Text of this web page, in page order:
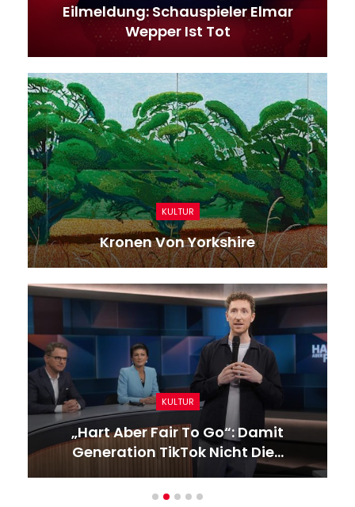
Eilmeldung: Schauspieler Elmar
Wepper Ist Tot
KULTUR
Kronen Von Yorkshire
KULTUR
„hart Aber Fair To Go“: Damit
Generation TikTok Nicht Die…